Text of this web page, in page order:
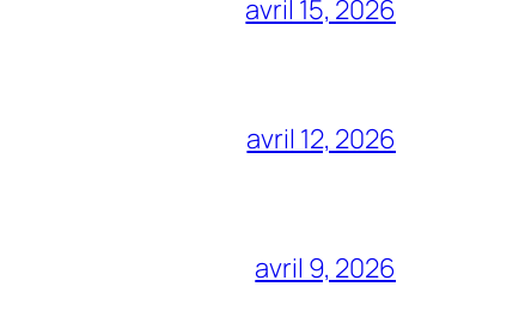
avril 15, 2026
avril 12, 2026
avril 9, 2026